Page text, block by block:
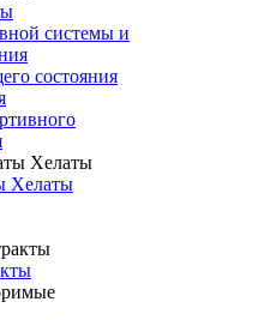
системы и
состояния
Хелаты